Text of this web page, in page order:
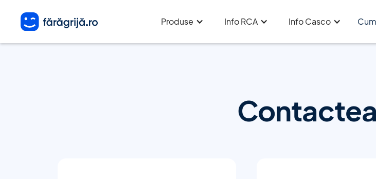
Produse Info RCA Info Casco